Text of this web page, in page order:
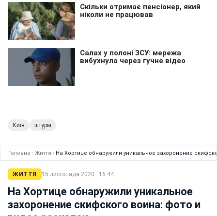
Київ штурм
Головна › Життя › На Хортице обнаружили
ЖИТТЯ 15 листопада 2020 · 16:44
На Хортице обнаружили уникальное
захоронение скифского воина: фото и